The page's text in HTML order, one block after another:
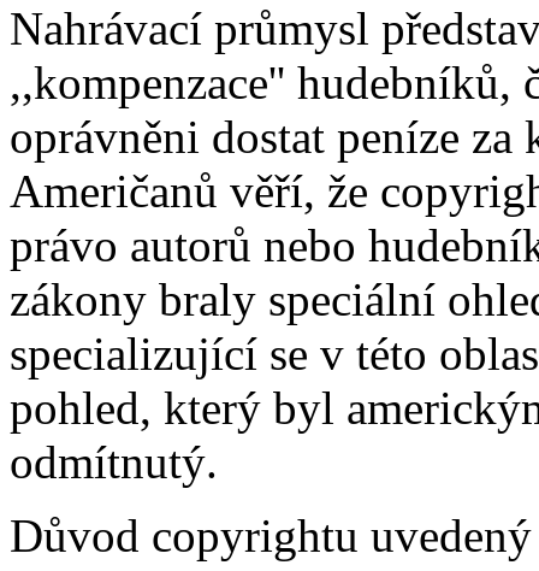
Nahrávací průmysl
,,kompenzace'' hudebníků,
oprávněni dostat peníze
Američanů věří, že
právo autorů nebo
zákony braly speciální
specializující se v této
pohled, který byl
odmítnutý.
Důvod copyrightu